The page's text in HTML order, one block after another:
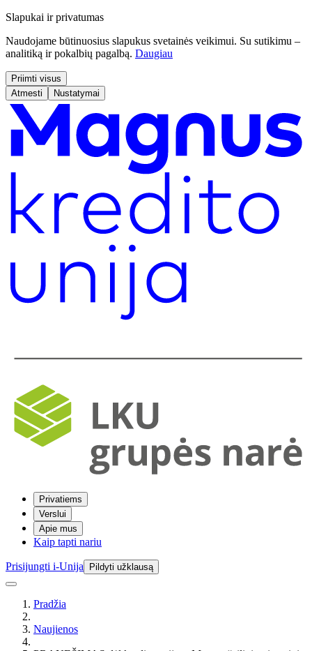
Slapukai ir privatumas
Naudojame būtinuosius slapukus svetainės veikimui. Su sutikimu –
analitiką ir pokalbių pagalbą. Daugiau
Priimti visus
Atmesti
Nustatymai
Privatiems
Verslui
Apie mus
Kaip tapti nariu
Prisijungti i-Unija Pildyti užklausą
Pradžia
Naujienos